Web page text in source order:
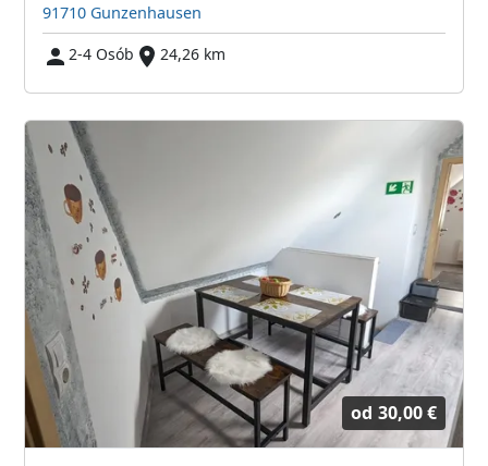
91710 Gunzenhausen
2-4 Osób
24,26 km
od 30,00 €